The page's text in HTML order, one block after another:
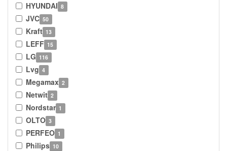
HYUNDAI 8
JVC 50
Kraft 13
LEFF 15
LG 116
Lvg 4
Megamax 2
Netwit 2
Nordstar 1
OLTO 3
PERFEO 1
Philips 10